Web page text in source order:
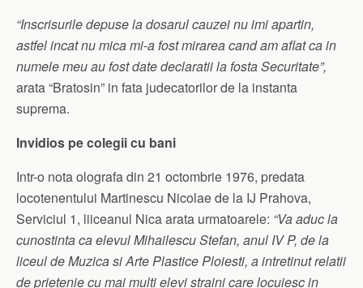
“Inscrisurile depuse la dosarul cauzei nu imi apartin,
astfel incat nu mica mi-a fost mirarea cand am aflat ca in
numele meu au fost date declaratii la fosta Securitate”,
arata “Bratosin” in fata judecatorilor de la instanta
suprema.
Invidios pe colegii cu bani
Intr-o nota olografa din 21 octombrie 1976, predata
locotenentului Martinescu Nicolae de la IJ Prahova,
Serviciul 1, liiceanul Nica arata urmatoarele: “Va aduc la
cunostinta ca elevul Mihailescu Stefan, anul IV P, de la
liceul de Muzica si Arte Plastice Ploiesti, a intretinut relatii
de prietenie cu mai multi elevi straini care locuiesc in